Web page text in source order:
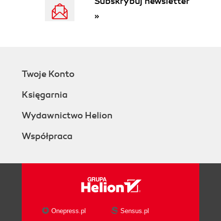
You Might Be Going Astray If:
Direct interaction with customers is
The progress of your Agile journey is
Escaping the Second Law of Organizational
Moving from a Report and Critique Culture to
»
Twoje Konto
Księgarnia
Wydawnictwo Helion
Współpraca
Onepress.pl Sensus.pl